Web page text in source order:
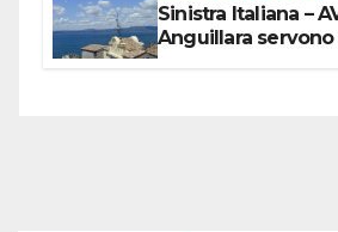
Sinistra Italiana –
Anguillara servono